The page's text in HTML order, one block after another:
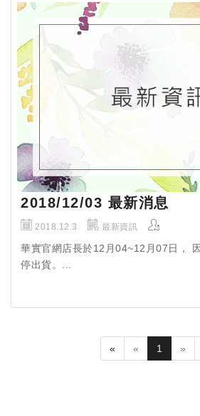
2018/12/03 最新消息
2018.12.3 最新資訊
華實官網店長於12月04~12月07日，
停出貨。...
« « 1 »